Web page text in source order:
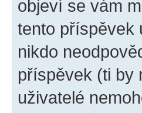
objeví se vám
tento příspěvek
nikdo
příspěvek (ti by
uživatelé